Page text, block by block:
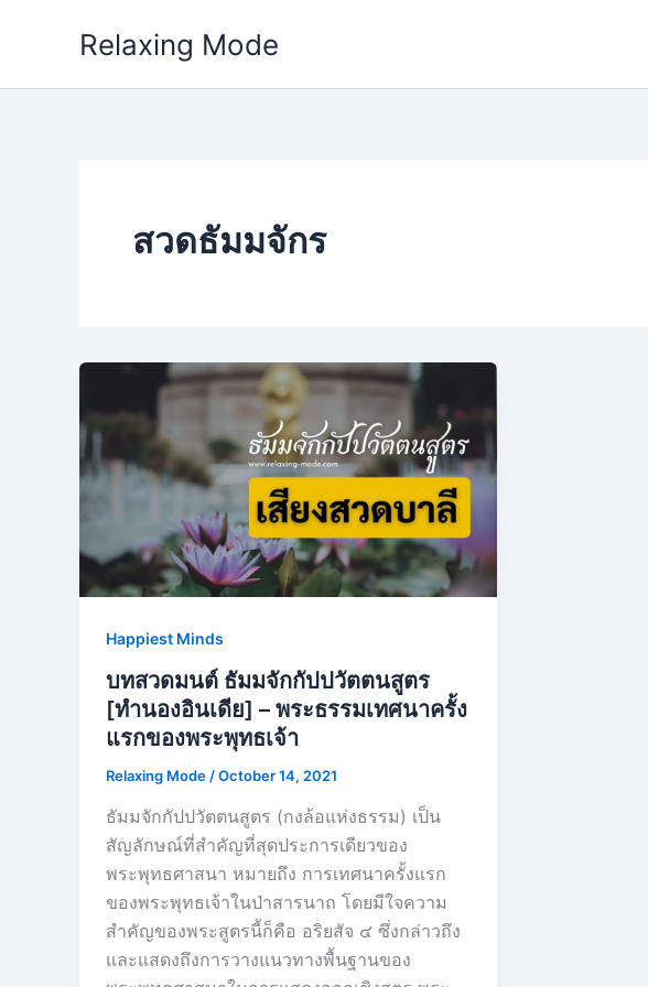
Relaxing Mode
สวดธัมมจักร
Happiest Minds
บทสวดมนต์ ธัมมจักกัปปวัตตนสูตร
[ทำนองอินเดีย] – พระธรรมเทศนาครั้ง
แรกของพระพุทธเจ้า
Relaxing Mode /October 14, 2021
ธัมมจักกัปปวัตตนสูตร (กงล้อแห่งธรรม) เป็น
สัญลักษณ์ที่สำคัญที่สุดประการเดียวของ
พระพุทธศาสนา หมายถึง การเทศนาครั้งแรก
ของพระพุทธเจ้าในป่าสารนาถ โดยมีใจความ
สำคัญของพระสูตรนี้ก็คือ อริยสัจ ๔ ซึ่งกล่าวถึง
และแสดงถึงการวางแนวทางพื้นฐานของ